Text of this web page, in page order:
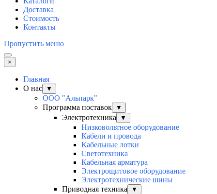
Доставка
Стоимость
Контакты
Пропустить меню
×
Главная
О нас
▼
ООО "Альпарк"
Программа поставок
▼
Электротехника ▼
Низковольтное оборудование
Кабели и провода
Кабельные лотки
Светотехника
Кабельная арматура
Электрощитовое оборудование
Электротехнические шины
Приводная техника
▼